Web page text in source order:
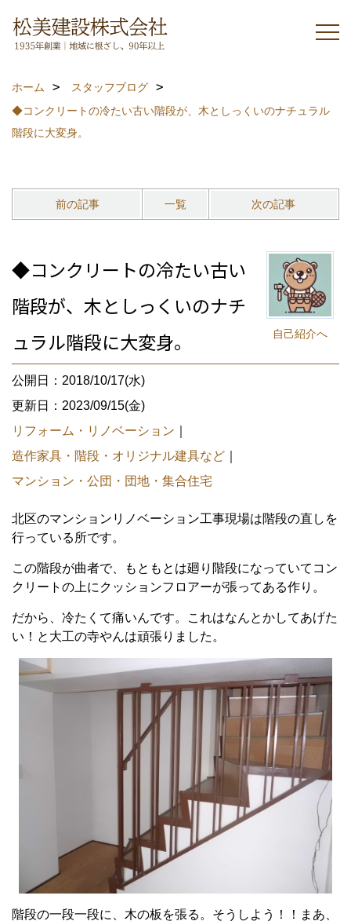
ホーム
スタッフブログ
◆コンクリートの冷たい古い階段が、木としっくいのナチュラル
階段に大変身。
前の記事 一覧 次の記事
自己紹介へ
◆コンクリートの冷たい古い
階段が、木としっくいのナチ
ュラル階段に大変身。
公開日：2018/10/17(水)
更新日：2023/09/15(金)
リフォーム・リノベーション
造作家具・階段・オリジナル建具など
マンション・公団・団地・集合住宅
北区のマンションリノベーション工事現場は階段の直しを
行っている所です。
この階段が曲者で、もともとは廻り階段になっていてコン
クリートの上にクッションフロアーが張ってある作り。
だから、冷たくて痛いんです。これはなんとかしてあげた
い！と大工の寺やんは頑張りました。
階段の一段一段に、木の板を張る。そうしよう！！まあ、